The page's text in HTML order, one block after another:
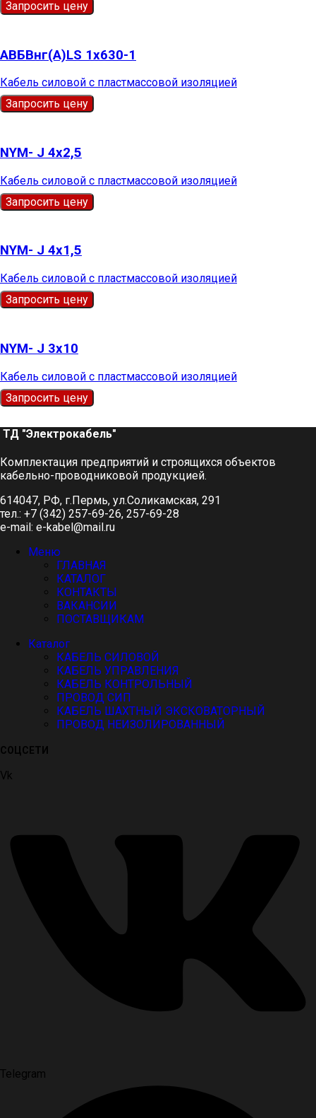
Запросить цену
АВБВнг(А)LS 1х630-1
Кабель силовой с пластмассовой изоляцией
Запросить цену
NYM- J 4х2,5
Кабель силовой с пластмассовой изоляцией
Запросить цену
NYM- J 4х1,5
Кабель силовой с пластмассовой изоляцией
Запросить цену
NYM- J 3х10
Кабель силовой с пластмассовой изоляцией
Запросить цену
ТД "Электрокабель"​
Комплектация предприятий и строящихся объектов
кабельно-проводниковой продукцией.
614047, РФ, г.Пермь, ул.Соликамская, 291
тел.: +7 (342) 257-69-26, 257-69-28
e-mail: e-kabel@mail.ru
Меню
ГЛАВНАЯ
КАТАЛОГ
КОНТАКТЫ
ВАКАНСИИ
ПОСТАВЩИКАМ
Каталог
КАБЕЛЬ СИЛОВОЙ
КАБЕЛЬ УПРАВЛЕНИЯ
КАБЕЛЬ КОНТРОЛЬНЫЙ
ПРОВОД СИП
КАБЕЛЬ ШАХТНЫЙ ЭКСКОВАТОРНЫЙ
ПРОВОД НЕИЗОЛИРОВАННЫЙ
СОЦСЕТИ
Vk
Telegram